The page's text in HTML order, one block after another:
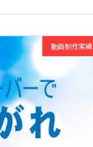
動画制作実績